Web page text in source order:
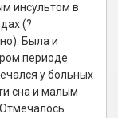
инсультом в
(?
Была и
периоде
у больных
сна и малым